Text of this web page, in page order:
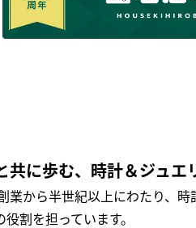
に歩む、時計＆ジュエ
業から半世紀以上にわたり、
割を担っています。